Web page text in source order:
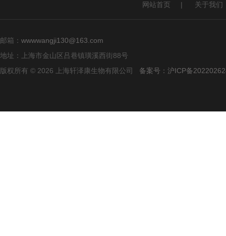
网站首页 | 关于我们
邮箱： wwwwangji130@163.com
地址：上海市金山区吕巷镇璜溪西街88号
版权所有 © 2026 上海轩泽康生物有限公司 备案号：沪ICP备